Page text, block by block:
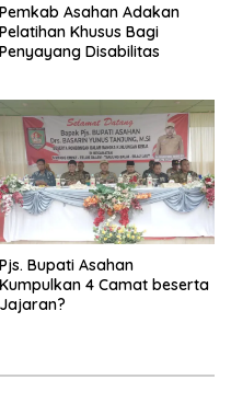
Pemkab Asahan Adakan
Pelatihan Khusus Bagi
Penyayang Disabilitas
Pjs. Bupati Asahan
Kumpulkan 4 Camat beserta
Jajaran?